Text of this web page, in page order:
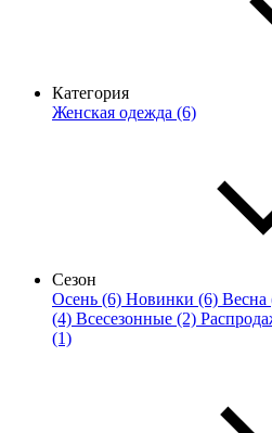
Категория
Женская одежда (6)
Сезон
Осень (6) Новинки (6) Весна
(4) Всесезонные (2)
(1)